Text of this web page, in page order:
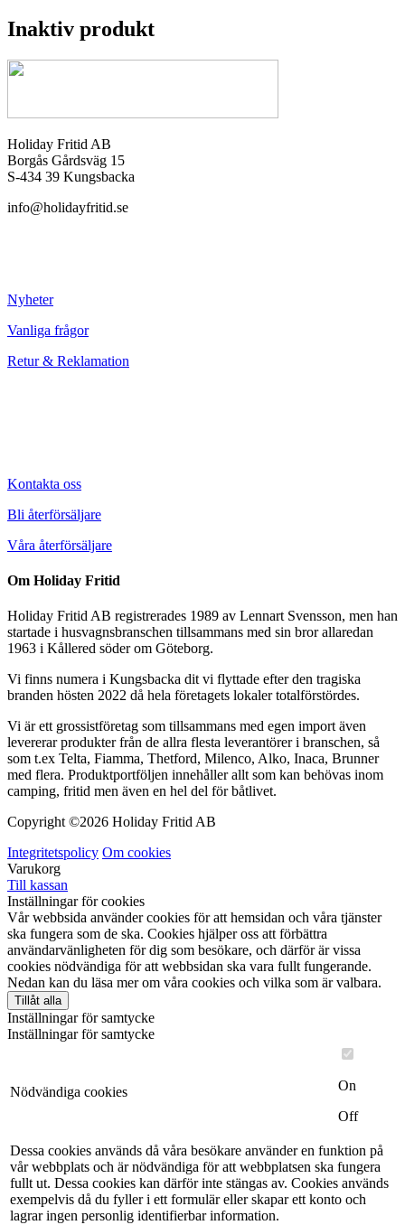
Inaktiv produkt
Holiday Fritid AB
Borgås Gårdsväg 15
S-434 39 Kungsbacka
info@holidayfritid.se
Nyheter
Vanliga frågor
Retur & Reklamation
Kontakta oss
Bli återförsäljare
Våra återförsäljare
Om Holiday Fritid
Holiday Fritid AB registrerades 1989 av Lennart Svensson, men han
startade i husvagnsbranschen tillsammans med sin bror allaredan
1963 i Kållered söder om Göteborg.
Vi finns numera i Kungsbacka dit vi flyttade efter den tragiska
branden hösten 2022 då hela företagets lokaler totalförstördes.
Vi är ett grossistföretag som tillsammans med egen import även
levererar produkter från de allra flesta leverantörer i branschen, så
som t.ex Telta, Fiamma, Thetford, Milenco, Alko, Inaca, Brunner
med flera. Produktportföljen innehåller allt som kan behövas inom
camping, fritid men även en hel del för båtlivet.
Copyright ©2026 Holiday Fritid AB
Integritetspolicy Om cookies
Varukorg
Till kassan
Inställningar för cookies
Vår webbsida använder cookies för att hemsidan och våra tjänster
ska fungera som de ska. Cookies hjälper oss att förbättra
användarvänligheten för dig som besökare, och därför är vissa
cookies nödvändiga för att webbsidan ska vara fullt fungerande.
Nedan kan du läsa mer om våra cookies och vilka som är valbara.
Tillåt alla
Inställningar för samtycke
Inställningar för samtycke
Nödvändiga cookies
On
Off
Dessa cookies används då våra besökare använder en funktion på
vår webbplats och är nödvändiga för att webbplatsen ska fungera
fullt ut. Dessa cookies kan därför inte stängas av. Cookies används
exempelvis då du fyller i ett formulär eller skapar ett konto och
lagrar ingen personlig identifierbar information.